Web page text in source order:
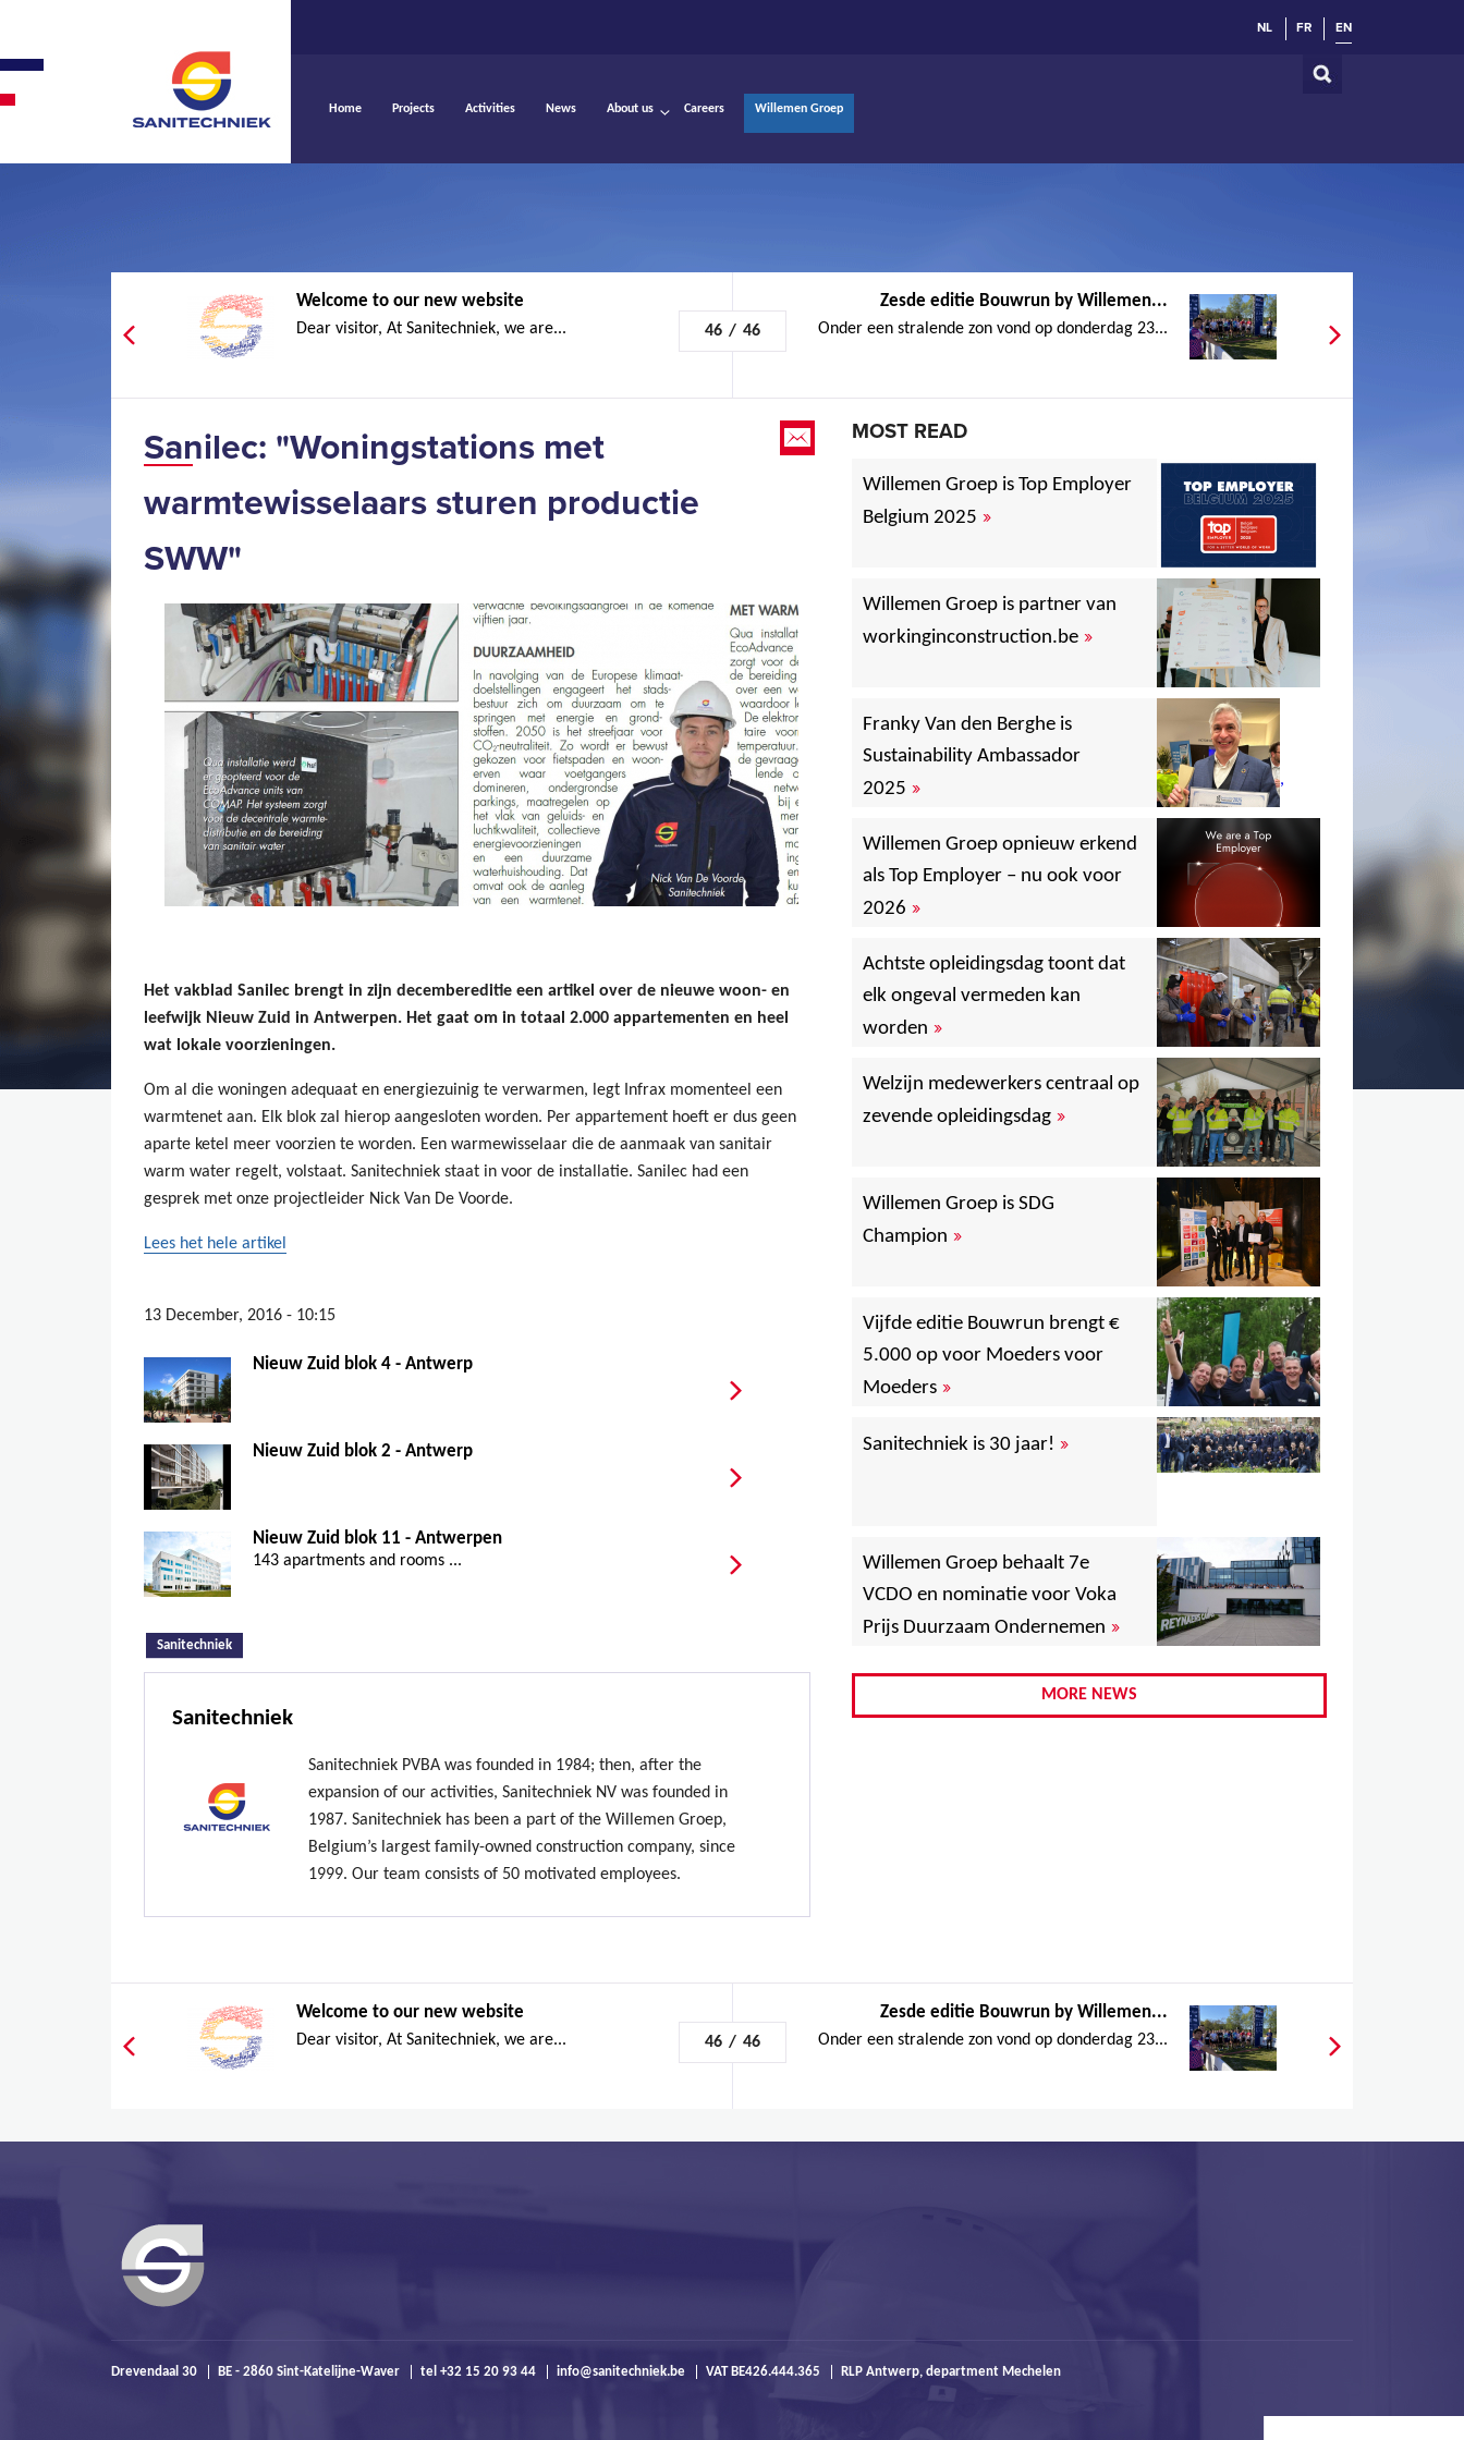
NL FR EN
Home Projects Activities News About us Careers Willemen Groep
Welcome to our new website
Dear visitor, At Sanitechniek, we are... 46 / 46
Zesde editie Bouwrun by Willemen...
Onder een stralende zon vond op donderdag 23...
Sanilec: "Woningstations met
warmtewisselaars sturen productie
SWW"
Het vakblad Sanilec brengt in zijn decembereditie een artikel over de nieuwe woon- en
leefwijk Nieuw Zuid in Antwerpen. Het gaat om in totaal 2.000 appartementen en heel
wat lokale voorzieningen.
Om al die woningen adequaat en energiezuinig te verwarmen, legt Infrax momenteel een
warmtenet aan. Elk blok zal hierop aangesloten worden. Per appartement hoeft er dus geen
aparte ketel meer voorzien te worden. Een warmewisselaar die de aanmaak van sanitair
warm water regelt, volstaat. Sanitechniek staat in voor de installatie. Sanilec had een
gesprek met onze projectleider Nick Van De Voorde.
Lees het hele artikel
13 December, 2016 - 10:15
Nieuw Zuid blok 4 - Antwerp
Nieuw Zuid blok 2 - Antwerp
Nieuw Zuid blok 11 - Antwerpen
143 apartments and rooms ...
Sanitechniek
Sanitechniek
Sanitechniek PVBA was founded in 1984; then, after the
expansion of our activities, Sanitechniek NV was founded in
1987. Sanitechniek has been a part of the Willemen Groep,
Belgium’s largest family-owned construction company, since
1999. Our team consists of 50 motivated employees.
MOST READ
Willemen Groep is Top Employer
Belgium 2025 »
,
Willemen Groep is partner van
workinginconstruction.be »
,
,
Franky Van den Berghe is
Sustainability Ambassador
2025 » ,
,
,
Willemen Groep opnieuw erkend
als Top Employer – nu ook voor
2026 »
,
Achtste opleidingsdag toont dat
elk ongeval vermeden kan
worden »
,
,
,
,
,
Welzijn medewerkers centraal op
zevende opleidingsdag »
,
,
,
,
Willemen Groep is SDG
Champion »
, ,
,
Vijfde editie Bouwrun brengt €
5.000 op voor Moeders voor
Moeders »
Sanitechniek is 30 jaar! »
Willemen Groep behaalt 7e
VCDO en nominatie voor Voka
Prijs Duurzaam Ondernemen »
MORE NEWS
Welcome to our new website
Dear visitor, At Sanitechniek, we are... 46 / 46
Zesde editie Bouwrun by Willemen...
Onder een stralende zon vond op donderdag 23...
Drevendaal 30 BE - 2860 Sint-Katelijne-Waver tel +32 15 20 93 44 info@sanitechniek.be VAT BE426.444.365 RLP Antwerp, department Mechelen